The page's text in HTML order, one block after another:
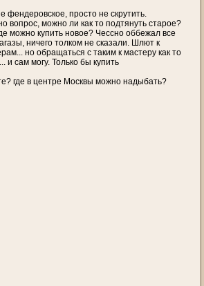
фендеровское, просто не скрутить.
вопрос, можно ли как то подтянуть старое?
можно купить новое? Чессно оббежал все
ничего толком не сказали. Шлют к
но обращаться с таким к мастеру как то
и сам могу. Только бы купить
где в центре Москвы можно надыбать?